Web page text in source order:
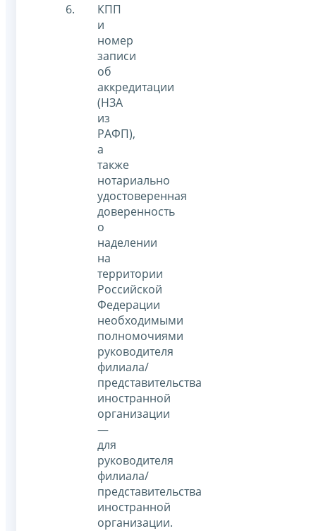
КПП
и
номер
записи
об
аккредитации
(НЗА
из
РАФП),
а
также
нотариально
удостоверенная
доверенность
о
наделении
на
территории
Российской
Федерации
необходимыми
полномочиями
руководителя
филиала/
представительства
иностранной
организации
—
для
руководителя
филиала/
представительства
иностранной
организации.